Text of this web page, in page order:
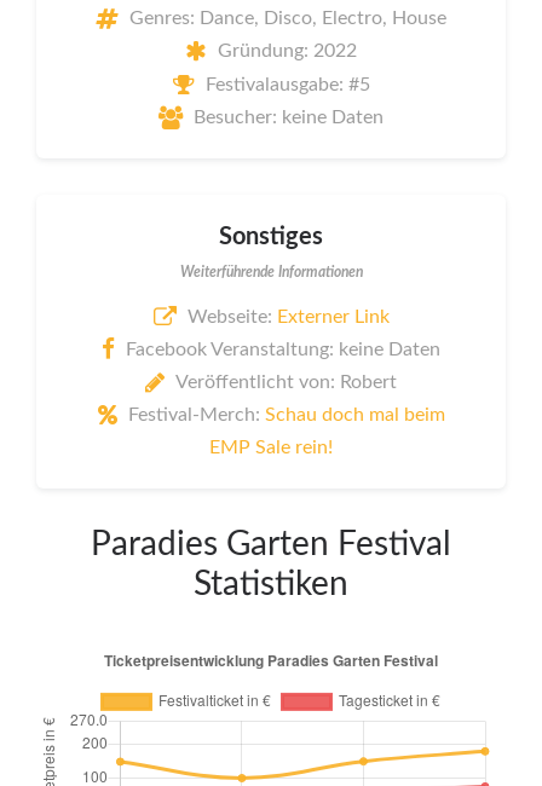
Genres: Dance, Disco, Electro, House
Gründung: 2022
Festivalausgabe: #5
Besucher: keine Daten
Sonstiges
Weiterführende Informationen
Webseite: Externer Link
Facebook Veranstaltung: keine Daten
Veröffentlicht von: Robert
Festival-Merch: Schau doch mal beim
EMP Sale rein!
Paradies Garten Festival
Statistiken